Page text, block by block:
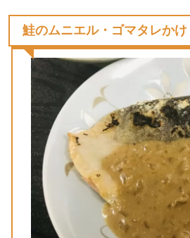
鮭のムニエル・ゴマタレかけ